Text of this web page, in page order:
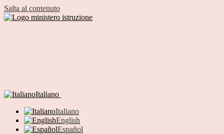
Salta al contenuto
Italiano
Italiano
English
Español